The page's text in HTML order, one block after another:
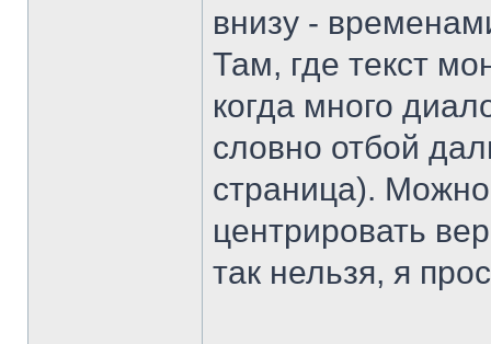
внизу -
Там, где текст
когда много
словно отбой
страница). Можно
центрировать
так нельзя, я